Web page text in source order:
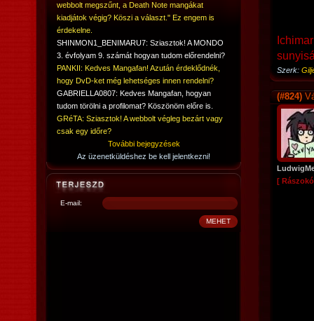
webbolt megszűnt, a Death Note mangákat
kiadjátok végig? Köszi a választ." Ez engem is
érdekelne.
SHINMON1_BENIMARU7: Sziasztok! A MONDO
3. évfolyam 9. számát hogyan tudom előrendelni?
PANKII: Kedves Mangafan! Azután érdeklődnék,
hogy DvD-ket még lehetséges innen rendelni?
GABRIELLA0807: Kedves Mangafan, hogyan
tudom törölni a profilomat? Köszönöm előre is.
GRéTA: Sziasztok! A webbolt végleg bezárt vagy
csak egy időre?
További bejegyzések
Az üzenetküldéshez be kell jelentkezni!
E-mail:
Szerk:
(#824)
[